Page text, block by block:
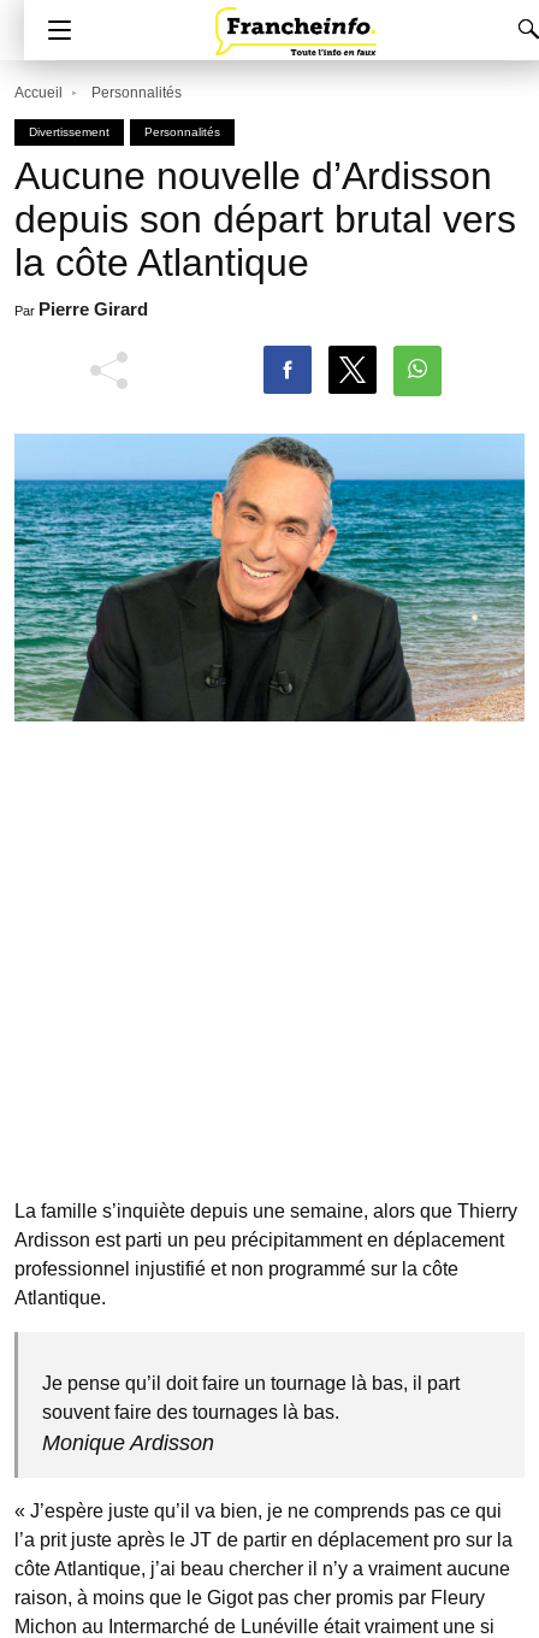
Accueil Personnalités
Divertissement Personnalités
Aucune nouvelle d’Ardisson
depuis son départ brutal vers
la côte Atlantique
Par Pierre Girard
La famille s’inquiète depuis une semaine, alors que Thierry
Ardisson est parti un peu précipitamment en déplacement
professionnel injustifié et non programmé sur la côte
Atlantique.
Je pense qu’il doit faire un tournage là bas, il part
souvent faire des tournages là bas.
Monique Ardisson
« J’espère juste qu’il va bien, je ne comprends pas ce qui
l’a prit juste après le JT de partir en déplacement pro sur la
côte Atlantique, j’ai beau chercher il n’y a vraiment aucune
raison, à moins que le Gigot pas cher promis par Fleury
Michon au Intermarché de Lunéville était vraiment une si